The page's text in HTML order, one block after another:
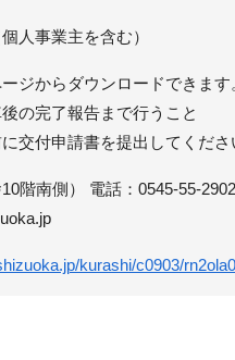
人事業主を含む）
ジからダウンロードできます
の完了報告まで行うこと
交付申請書を提出してくださ
階南側） 電話：0545-55-
kurashi/c0903/